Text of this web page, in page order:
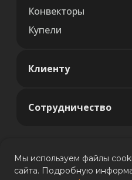
Мы используем файлы
сайта. Подробную
Конвекторы
Купели
Клиенту
Сотрудничество